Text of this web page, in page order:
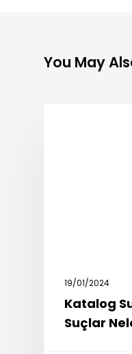
You May
19/01/2024
Katalog
Suçlar